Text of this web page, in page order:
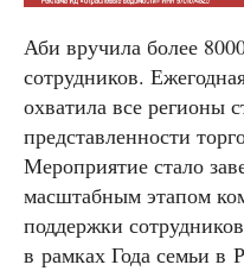
Аби вручила более
сотрудников.
охватила все регионы
представленности
Мероприятие стало
масштабным этапом
поддержки
в рамках Года семьи в